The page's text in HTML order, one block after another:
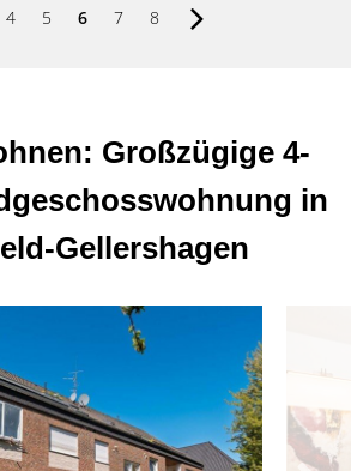
4 5 6 7 8
Großzügige 4-
in
Gellershagen